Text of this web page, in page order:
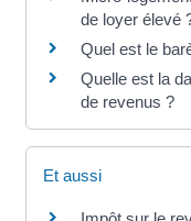
de loyer élevé
Quel est le
Quelle est la
de revenus ?
Et aussi